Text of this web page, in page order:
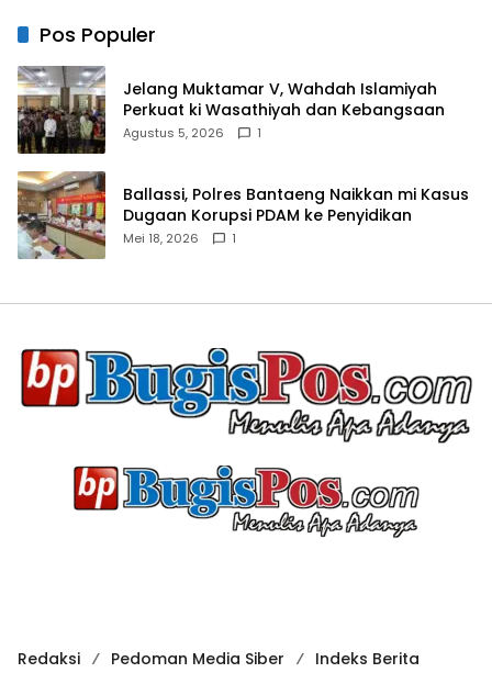
Pos Populer
Jelang Muktamar V, Wahdah Islamiyah
Perkuat ki Wasathiyah dan Kebangsaan
Agustus 5, 2026 1
Ballassi, Polres Bantaeng Naikkan mi Kasus
Dugaan Korupsi PDAM ke Penyidikan
Mei 18, 2026 1
Redaksi Pedoman Media Siber Indeks Berita